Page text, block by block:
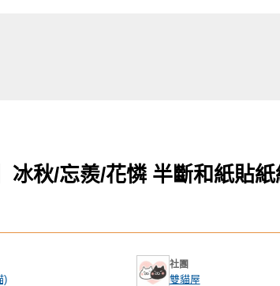
冰秋/忘羨/花憐 半斷和紙貼
)
社團
雙貓屋